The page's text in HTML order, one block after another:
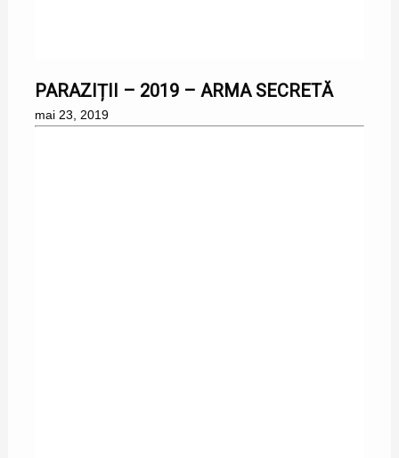
PARAZIȚII – 2019 – ARMA SECRETĂ
mai 23, 2019